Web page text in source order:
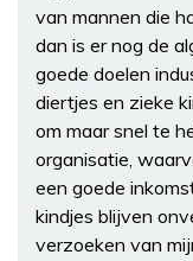
van mannen die
dan is er nog de
goede doelen
diertjes en zieke
om maar snel te
organisatie,
een goede
kindjes blijven
verzoeken van